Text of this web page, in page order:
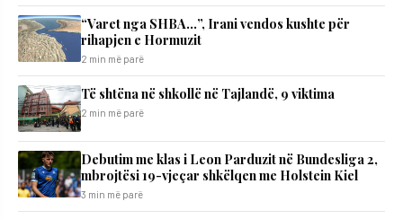
“Varet nga SHBA…”, Irani vendos kushte për
rihapjen e Hormuzit
2 min më parë
Të shtëna në shkollë në Tajlandë, 9 viktima
2 min më parë
Debutim me klas i Leon Parduzit në Bundesliga 2,
mbrojtësi 19-vjeçar shkëlqen me Holstein Kiel
3 min më parë